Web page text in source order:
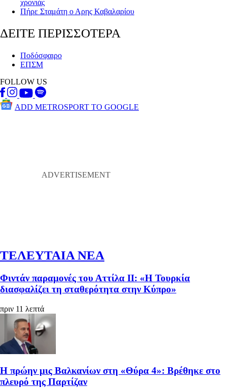
χρονιάς
Πήρε Σταμάτη ο Αρης Καβαλαρίου
ΔΕΙΤΕ ΠΕΡΙΣΣΟΤΕΡΑ
Ποδόσφαιρο
ΕΠΣΜ
FOLLOW US
ADD METROSPORT TO GOOGLE
ΤΕΛΕΥΤΑΙΑ ΝΕΑ
Φιντάν παραμονές του Αττίλα ΙΙ: «Η Τουρκία
διασφαλίζει τη σταθερότητα στην Κύπρο»
πριν 11 λεπτά
Η πρώην μις Βαλκανίων στη «Θύρα 4»: Βρέθηκε στο
πλευρό της Παρτίζαν